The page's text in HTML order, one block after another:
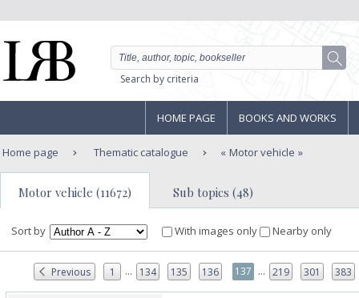
Search by criteria
HOME PAGE BOOKS AND WORKS
Home page Thematic catalogue Motor vehicle
Motor vehicle (11672) Sub topics (48)
Sort by With images only Nearby only
Previous 1 ... 134 135 136 137 ... 219 301 383